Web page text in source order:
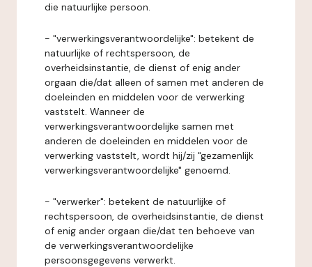
die natuurlijke persoon.
- "verwerkingsverantwoordelijke": betekent de
natuurlijke of rechtspersoon, de
overheidsinstantie, de dienst of enig ander
orgaan die/dat alleen of samen met anderen de
doeleinden en middelen voor de verwerking
vaststelt. Wanneer de
verwerkingsverantwoordelijke samen met
anderen de doeleinden en middelen voor de
verwerking vaststelt, wordt hij/zij "gezamenlijk
verwerkingsverantwoordelijke" genoemd.
- "verwerker": betekent de natuurlijke of
rechtspersoon, de overheidsinstantie, de dienst
of enig ander orgaan die/dat ten behoeve van
de verwerkingsverantwoordelijke
persoonsgegevens verwerkt.